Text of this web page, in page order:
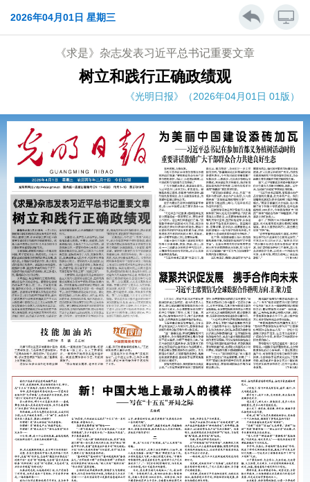
2026年04月01日 星期三
《求是》杂志发表习近平总书记重要文章
树立和践行正确政绩观
《光明日报》（2026年04月01日 01版）